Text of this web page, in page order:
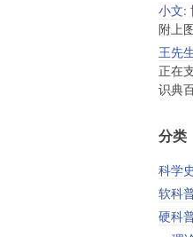
小文:
附上
王先
正在
识典
分类
科学
软科
硬科